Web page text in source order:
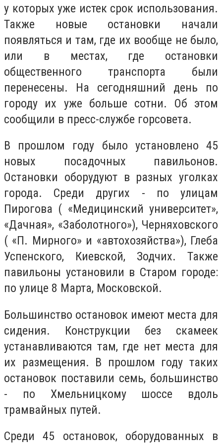
у которых уже истек срок использования.
Также новые остановки начали
появляться и там, где их вообще не было,
или в местах, где остановки
общественного транспорта были
перенесены. На сегодняшний день по
городу их уже больше сотни. Об этом
сообщили в пресс-службе горсовета.
В прошлом году было установлено 45
новых посадочных павильонов.
Остановки оборудуют в разных уголках
города. Среди других - по улицам
Пирогова ( «Медицинский университет»,
«Дачная», «Заболотного»), Черняховского
( «П. Мирного» и «автохозяйства»), Глеба
Успенского, Киевской, Зодчих. Также
павильоны установили в Старом городе:
по улице 8 Марта, Московской.
Большинство остановок имеют места для
сидения. Конструкции без скамеек
устанавливаются там, где нет места для
их размещения. В прошлом году таких
остановок поставили семь, большинство
- по Хмельницкому шоссе вдоль
трамвайных путей.
Среди 45 остановок, оборудованных в